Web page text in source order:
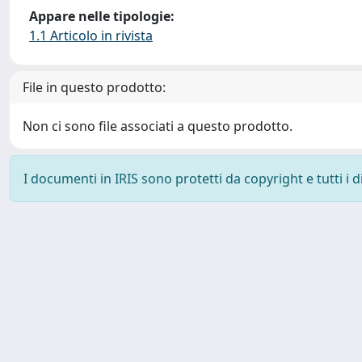
Appare nelle tipologie:
1.1 Articolo in rivista
File in questo prodotto:
Non ci sono file associati a questo prodotto.
I documenti in IRIS sono protetti da copyright e tutti i